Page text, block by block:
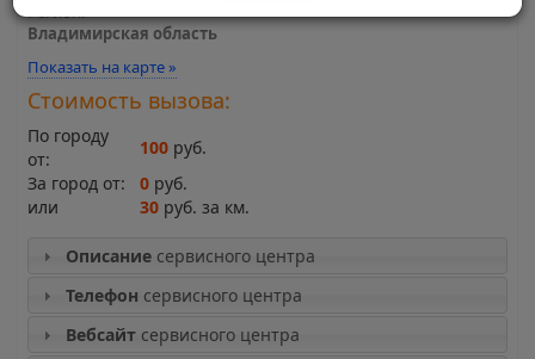
Регион:
Владимирская область
Показать на карте »
Стоимость вызова:
По городу
от:
100 руб.
За город от:
0 руб.
или
30 руб. за км.
Описаниесервисного центра
Телефон сервисного центра
Вебсайтсервисного центра